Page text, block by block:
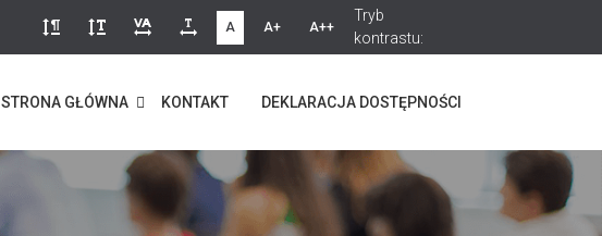
A A+ A++
Tryb
kontrastu:
STRONA GŁÓWNA KONTAKT DEKLARACJA DOSTĘPNOŚCI